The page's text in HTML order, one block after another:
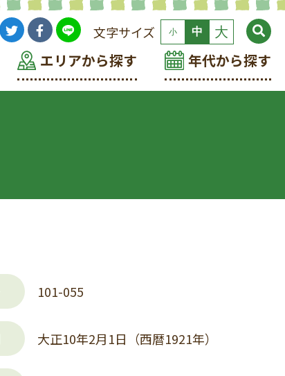
文字サイズ 小 中 大
エリアから探す 年代から探す
101-055
大正10年2月1日（西暦1921年）